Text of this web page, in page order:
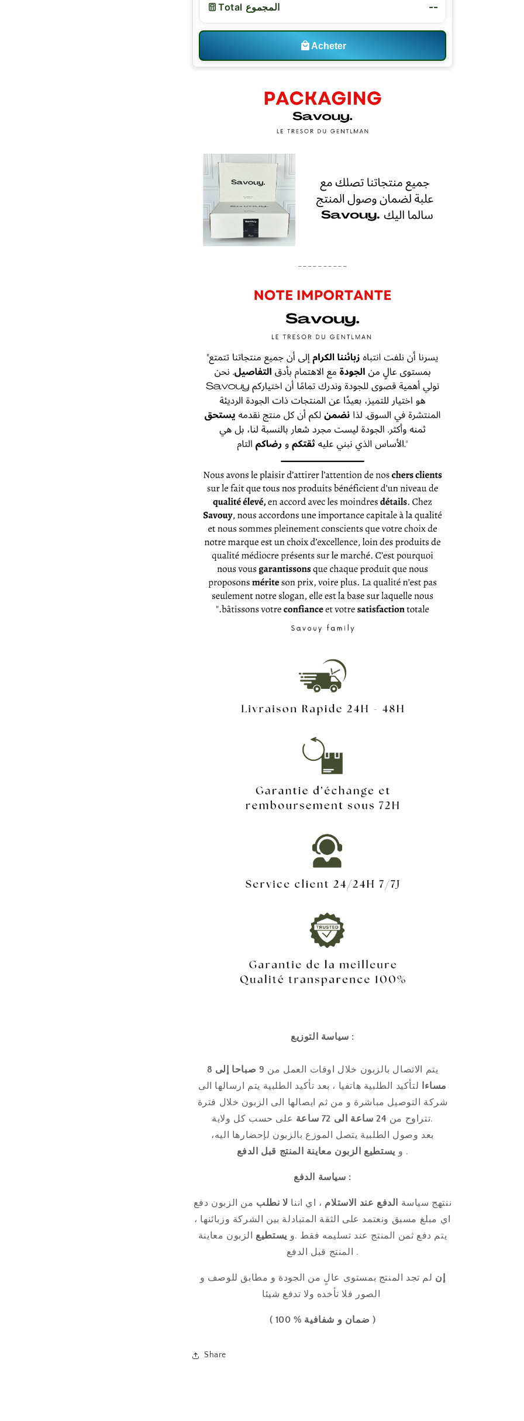
Total المجموع --
Acheter
----------
سياسة التوزيع :
يتم الاتصال بالزبون خلال اوقات العمل من
9 صباحا إلى 8
مساءا
لتأكيد الطلبية هاتفيا ، بعد تأكيد الطلبية يتم ارسالها الى
شركة التوصيل مباشرة و من ثم ايصالها الى الزبون خلال فترة
تتراوح من 24 ساعة الى 72 ساعة
على حسب كل ولاية.
بعد وصول الطلبية يتصل الموزع بالزبون لإحضارها اليه،
و يستطيع الزبون معاينة المنتج قبل الدفع .
سياسة الدفع :
ننتهج سياسة الدفع عند الاستلام ، اي اننا لا نطلب من الزبون دفع
اي مبلغ مسبق ونعتمد على الثقة المتبادلة بين الشركة وزبائنها ،
يتم دفع ثمن المنتج عند تسليمه فقط .و يستطيع
الزبون معاينة
المنتج قبل الدفع .
إن لم تجد المنتج بمستوى عالٍ من الجودة و مطابق للوصف و
( ضمان و شفافية % 100 )
Share